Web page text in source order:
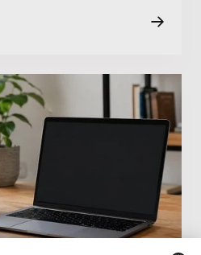
buchhaltung/plus: Was
ich tun?